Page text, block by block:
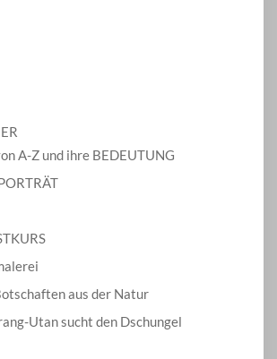
A-Z und ihre BEDEUTUNG
aus der Natur
Utan sucht den Dschungel